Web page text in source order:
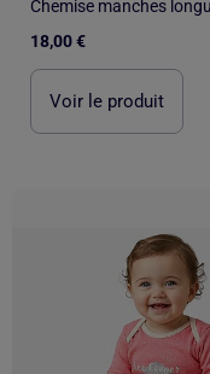
18,00 €
Voir le produit